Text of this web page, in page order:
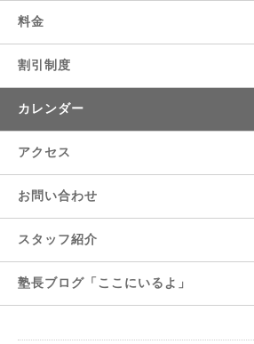
料金
割引制度
カレンダー
アクセス
お問い合わせ
スタッフ紹介
塾長ブログ「ここにいるよ」